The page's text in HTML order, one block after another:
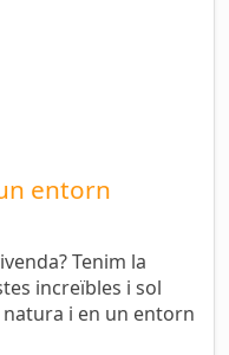
entorn
Tenim la
increïbles i sol
i en un entorn